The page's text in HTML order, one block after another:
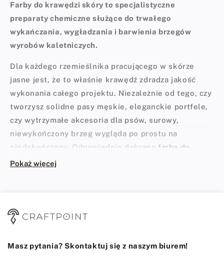
Farby do krawędzi skóry to specjalistyczne
preparaty chemiczne służące do trwałego
wykańczania, wygładzania i barwienia brzegów
wyrobów kaletniczych.
Dla każdego rzemieślnika pracującego w skórze
jasne jest, że to właśnie krawędź zdradza jakość
wykonania całego projektu. Niezależnie od tego, czy
tworzysz solidne pasy męskie, eleganckie portfele,
czy wytrzymałe akcesoria dla psów, surowy,
niewykończony brzeg wygląda po prostu na
niedokończony. Odpowiednio dobrana farba do
krawędzi skóry
perfekcyjna krawędź wymaga nie tylko wprawnej
Dlaczego wykończenie krawędzi jest
Pokaż więcej
Masz pytania? Skontaktuj się z naszym biurem!